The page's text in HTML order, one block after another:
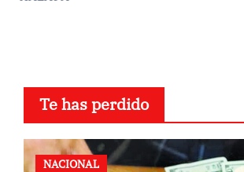
Te has perdido
NACIONAL